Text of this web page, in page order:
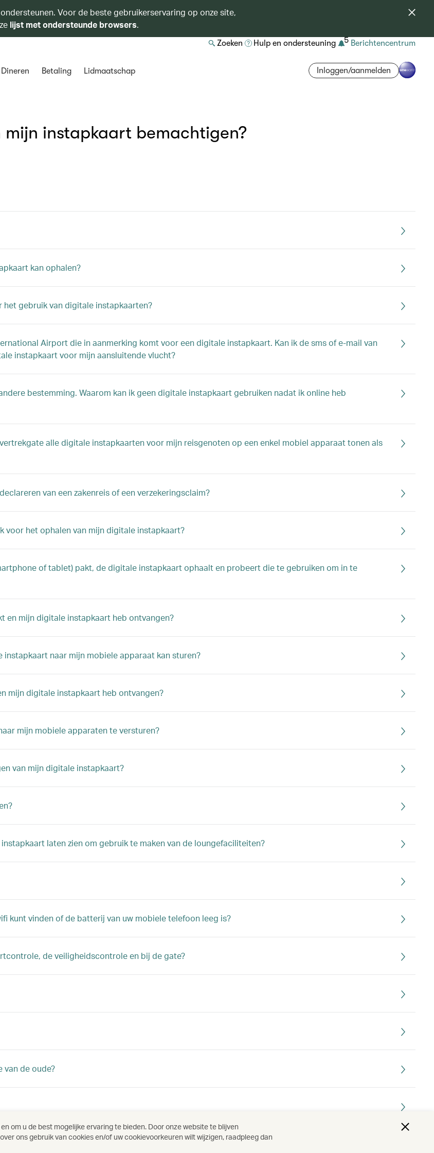
Voor de beste gebruikerservaring op onze site,
lijst met ondersteunde browsers.
Zoeken Hulp en ondersteuning 5 Berichtencentrum
Dineren Betaling Lidmaatschap Inloggen/aanmelden
mijn instapkaart bemachtigen?
kan ophalen?
gebruik van digitale instapkaarten?
Airport die in aanmerking komt voor een digitale instapkaart. Kan ik de sms of e-mail van
instapkaart voor mijn aansluitende vlucht?
bestemming. Waarom kan ik geen digitale instapkaart gebruiken nadat ik online heb
alle digitale instapkaarten voor mijn reisgenoten op een enkel mobiel apparaat tonen als
van een zakenreis of een verzekeringsclaim?
voor het ophalen van mijn digitale instapkaart?
of tablet) pakt, de digitale instapkaart ophaalt en probeert die te gebruiken om in te
en mijn digitale instapkaart heb ontvangen?
naar mijn mobiele apparaat kan sturen?
mijn digitale instapkaart heb ontvangen?
mijn mobiele apparaten te versturen?
van mijn digitale instapkaart?
laten zien om gebruik te maken van de loungefaciliteiten?
kunt vinden of de batterij van uw mobiele telefoon leeg is?
de veiligheidscontrole en bij de gate?
van de oude?
om u de best mogelijke ervaring te bieden. Door onze website te blijven
ons gebruik van cookies en/of uw cookievoorkeuren wilt wijzigen, raadpleeg dan